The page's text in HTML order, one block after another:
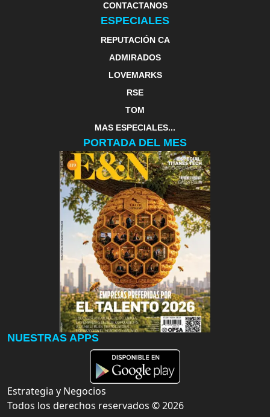
CONTACTANOS
ESPECIALES
REPUTACIÓN CA
ADMIRADOS
LOVEMARKS
RSE
TOM
MAS ESPECIALES...
PORTADA DEL MES
NUESTRAS APPS
Estrategia y Negocios
Todos los derechos reservados ©2026